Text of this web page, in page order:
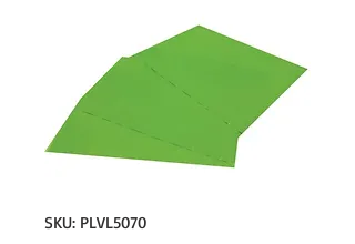
SKU: PLVL5070